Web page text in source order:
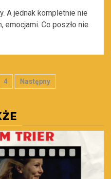
A jednak kompletnie nie
Co poszło nie
4 Następny